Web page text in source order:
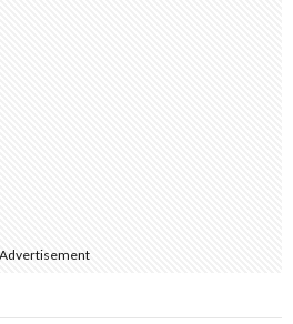
Advertisement